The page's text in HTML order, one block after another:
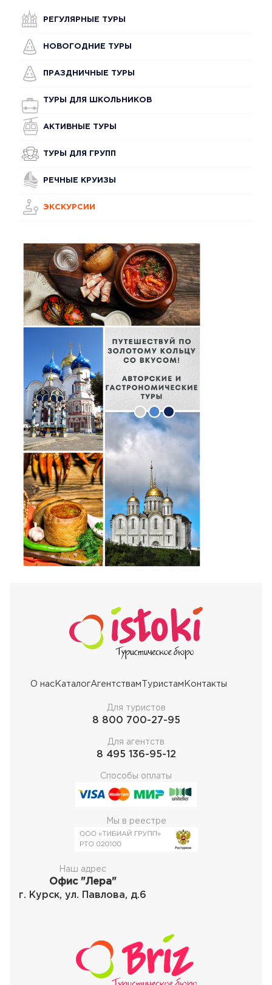
РЕГУЛЯРНЫЕ ТУРЫ
НОВОГОДНИЕ ТУРЫ
ПРАЗДНИЧНЫЕ ТУРЫ
ТУРЫ ДЛЯ ШКОЛЬНИКОВ
АКТИВНЫЕ ТУРЫ
ТУРЫ ДЛЯ ГРУПП
РЕЧНЫЕ КРУИЗЫ
ЭКСКУРСИИ
О насКаталогАгентствам Туристам Контакты
Для туристов
8 800 700-27-95
Для агентств
8 495 136-95-12
Способы оплаты
Мы в реестре
Наш адрес
Офис "Лера"
г. Курск, ул. Павлова, д.6